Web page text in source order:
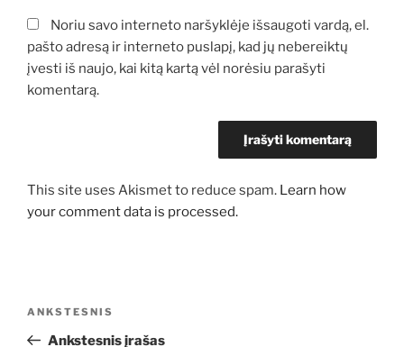
Noriu savo interneto naršyklėje išsaugoti vardą, el.
pašto adresą ir interneto puslapį, kad jų nebereiktų
įvesti iš naujo, kai kitą kartą vėl norėsiu parašyti
komentarą.
This site uses Akismet to reduce spam. Learn how
your comment data is processed.
Ankstesnis
įrašas
ANKSTESNIS
Ankstesnis įrašas